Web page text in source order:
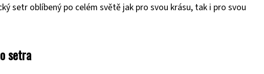
setr oblíbený po celém světě jak pro svou krásu, tak i pro svou
setra